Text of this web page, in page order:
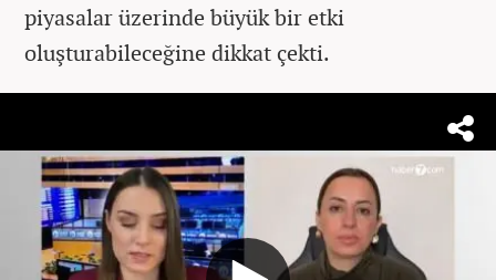
piyasalar üzerinde büyük bir etki
oluşturabileceğine dikkat çekti.